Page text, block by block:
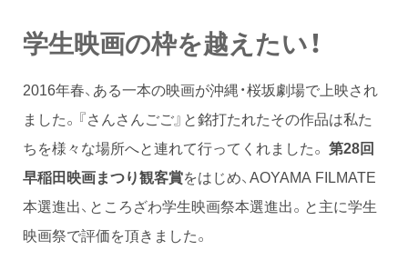
学生映画の枠を越えたい！
2016年春、ある一本の映画が沖縄・桜坂劇場で上映され
ました。『さんさんごご』と銘打たれたその作品は私た
ちを様々な場所へと連れて行ってくれました。 第28回
早稲田映画まつり観客賞をはじめ、AOYAMA FILMATE
本選進出、ところざわ学生映画祭本選進出。と主に学生
映画祭で評価を頂きました。